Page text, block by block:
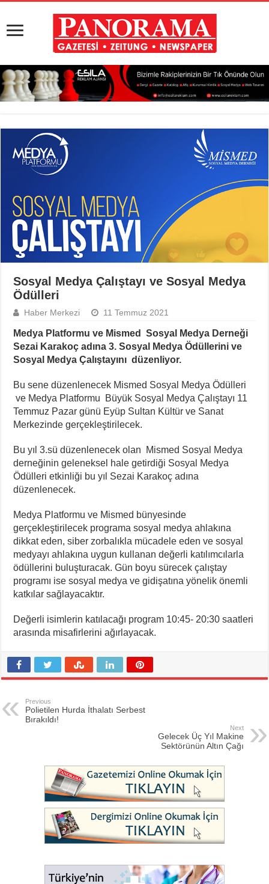
Sosyal Medya Çalıştayı ve Sosyal Medya
Ödülleri
Haber Merkezi 11 Temmuz 2021
Medya Platformu ve Mismed Sosyal Medya Derneği
Sezai Karakoç adına 3. Sosyal Medya Ödüllerini ve
Sosyal Medya Çalıştayını düzenliyor.
Bu sene düzenlenecek Mismed Sosyal Medya Ödülleri
ve Medya Platformu Büyük Sosyal Medya Çalıştayı 11
Temmuz Pazar günü Eyüp Sultan Kültür ve Sanat
Merkezinde gerçekleştirilecek.
Bu yıl 3.sü düzenlenecek olan Mismed Sosyal Medya
derneğinin geleneksel hale getirdiği Sosyal Medya
Ödülleri etkinliği bu yıl Sezai Karakoç adına
düzenlenecek.
Medya Platformu ve Mismed bünyesinde
gerçekleştirilecek programa sosyal medya ahlakına
dikkat eden, siber zorbalıkla mücadele eden ve sosyal
medyayı ahlakına uygun kullanan değerli katılımcılarla
ödüllerini buluşturacak. Gün boyu sürecek çalıştay
programı ise sosyal medya ve gidişatına yönelik önemli
katkılar sağlayacaktır.
Değerli isimlerin katılacağı program 10:45- 20:30 saatleri
arasında misafirlerini ağırlayacak.
Previous
Polietilen Hurda İthalatı Serbest
Bırakıldı!
Next
Gelecek Üç Yıl Makine
Sektörünün Altın Çağı